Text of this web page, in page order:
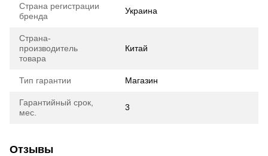
Страна регистрации
бренда
Украина
Страна-
производитель
товара
Китай
Тип гарантии Магазин
Гарантийный срок,
мес.
3
Отзывы